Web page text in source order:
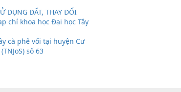
DỤNG ĐẤT, THAY ĐỔI
chí khoa học Đại học Tây
cà phê vối tại huyện Cư
số 63